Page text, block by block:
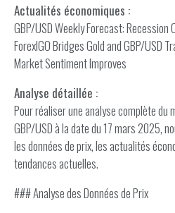
Actualités économiques :
GBP/USD Weekly Forecast: Recession
ForexIGO Bridges Gold and GBP/USD
Market Sentiment Improves
Analyse détaillée :
Pour réaliser une analyse complète du
GBP/USD à la date du 17 mars 2025,
les données de prix, les actualités
tendances actuelles.
### Analyse des Données de Prix